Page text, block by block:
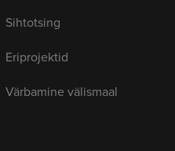
Sihtotsing
Eriprojektid
Värbamine välismaal